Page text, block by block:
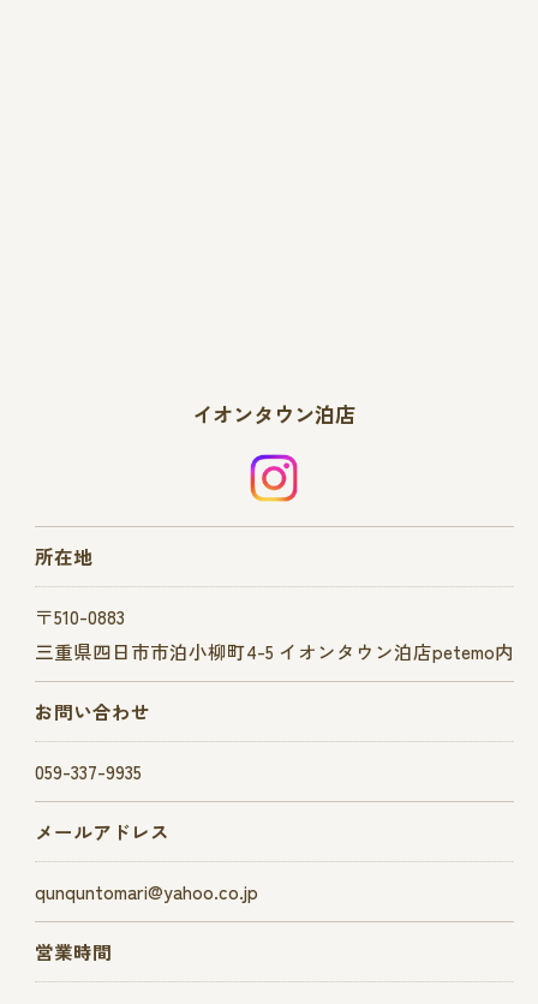
イオンタウン泊店
所在地
〒510-0883
三重県四日市市泊小柳町4-5 イオンタウン泊店petemo内
お問い合わせ
059-337-9935
メールアドレス
qunquntomari@yahoo.co.jp
営業時間